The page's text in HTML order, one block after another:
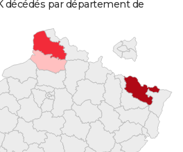
décédés par département de